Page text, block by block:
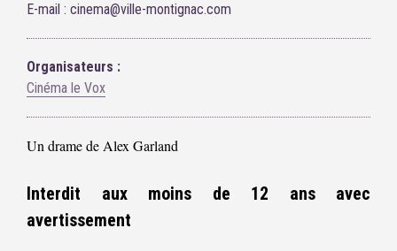
E-mail : cinema@ville-montignac.com
Organisateurs :
Cinéma le Vox
Un drame de Alex Garland
Interdit aux moins de 12 ans avec
avertissement